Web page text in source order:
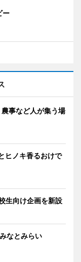
ー
事など人が集う場
ヒノキ香るおけで
生向け企画を新設
なとみらい